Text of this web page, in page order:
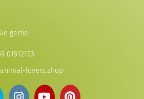
gerne!
01912153
lovers.shop